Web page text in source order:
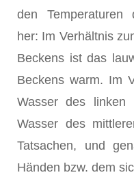
den Temperaturen
her: Im Verhältnis
Beckens ist das
Beckens warm. Im
Wasser des linken
Wasser des
Tatsachen, und
Händen bzw. dem